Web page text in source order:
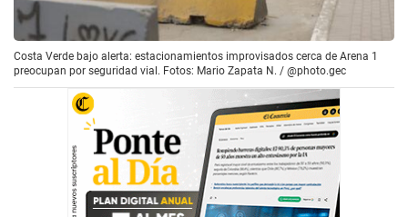
Costa Verde bajo alerta: estacionamientos improvisados cerca de Arena 1
preocupan por seguridad vial. Fotos: Mario Zapata N. / @photo.gec